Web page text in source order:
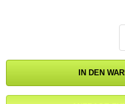
IN DEN